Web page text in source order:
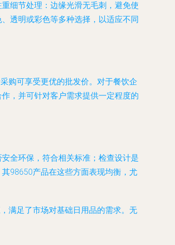
细节处理：边缘光滑无毛刺，避免使
透明或彩色等多种选择，以适应不同
购可享受更优的批发价。对于餐饮企
，并可针对客户需求提供一定程度的
全环保，符合相关标准；检查设计是
98650产品在这些方面表现均衡，尤
满足了市场对基础日用品的需求。无